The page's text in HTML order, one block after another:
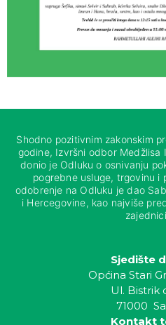
Shodno pozitivnim zakonskim
godine, Izvršni odbor Medžlisa
donio je Odluku o osnivanju
pogrebne usluge, trgovinu i
odobrenje na Odluku je dao
i Hercegovine, kao najviše
Sjedište
Općina Stari
Ul. Bistrik
71000
Kontakt